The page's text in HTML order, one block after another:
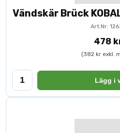
Vändskär Brück
Art.Nr:
478
(382 kr exkl.
Lägg i